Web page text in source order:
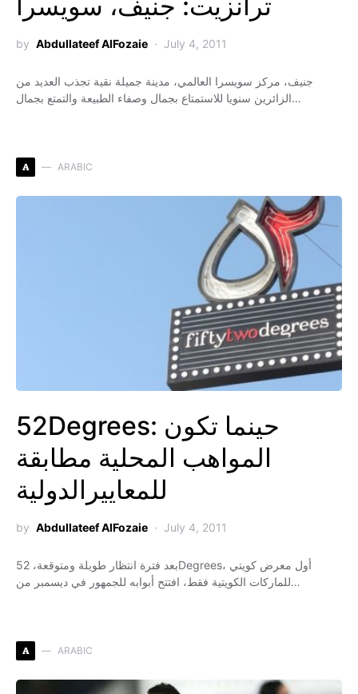
by Abdullateef AlFozaie July 4, 2011
جنيف، مركز سويسرا العالمي، مدينة جميلة نقية تجذب العديد من
الزائرين سنويا للاستمتاع بجمال وصفاء الطبيعة والتمتع بجمال…
A ARABIC
52Degrees: حينما تكون
المواهب المحلية مطابقة
للمعاييرالدولية
by Abdullateef AlFozaie July 4, 2011
بعد فترة انتظار طويلة ومتوقعة، 52Degrees، أول معرض كويتي
للماركات الكويتية فقط، افتتح أبوابه للجمهور في ديسمبر من…
A ARABIC